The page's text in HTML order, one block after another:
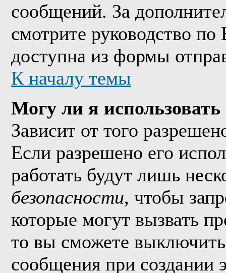
сообщений. За
смотрите руководство
доступна из формы
К началу темы
Могу ли я
Зависит от того
Если разрешено его
работать будут лишь
безопасности, чтобы
которые могут вызвать
то вы сможете выключить
сообщения при создании